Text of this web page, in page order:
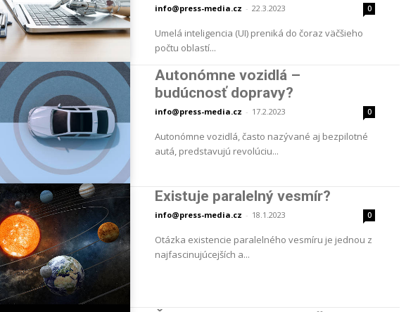
info@press-media.cz - 22.3.2023 0
Umelá inteligencia (UI) preniká do čoraz väčšieho
počtu oblastí...
Autonómne vozidlá –
budúcnosť dopravy?
info@press-media.cz - 17.2.2023 0
Autonómne vozidlá, často nazývané aj bezpilotné
autá, predstavujú revolúciu...
Existuje paralelný vesmír?
info@press-media.cz - 18.1.2023 0
Otázka existencie paralelného vesmíru je jednou z
najfascinujúcejších a...